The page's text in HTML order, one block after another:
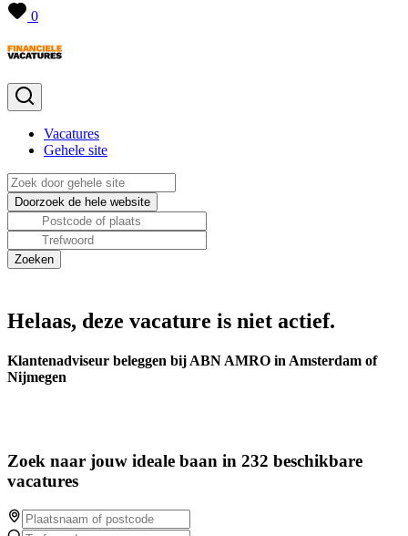
0
Vacatures
Gehele site
Helaas, deze vacature is niet actief.
Klantenadviseur beleggen bij ABN AMRO in Amsterdam of
Nijmegen
Zoek naar jouw ideale baan in 232 beschikbare
vacatures